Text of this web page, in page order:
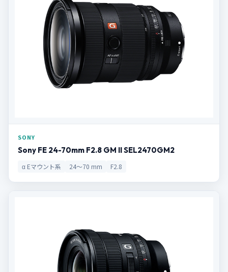
SONY
Sony FE 24-70mm F2.8 GM II SEL2470GM2
α Eマウント系 24〜70 mm F2.8